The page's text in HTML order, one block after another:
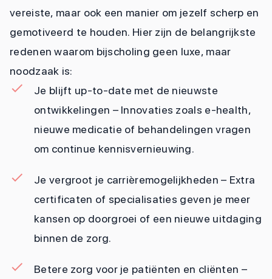
vereiste, maar ook een manier om jezelf scherp en
gemotiveerd te houden. Hier zijn de belangrijkste
redenen waarom bijscholing geen luxe, maar
noodzaak is:
Je blijft up-to-date met de nieuwste
ontwikkelingen – Innovaties zoals e-health,
nieuwe medicatie of behandelingen vragen
om continue kennisvernieuwing.
Je vergroot je carrièremogelijkheden – Extra
certificaten of specialisaties geven je meer
kansen op doorgroei of een nieuwe uitdaging
binnen de zorg.
Betere zorg voor je patiënten en cliënten –